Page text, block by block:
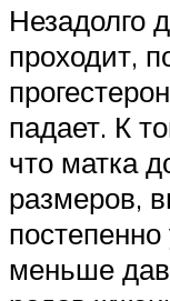
Незадолго
проходит,
падает. К
что матка
размеров,
меньше